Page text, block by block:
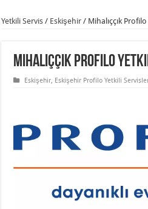
Yetkili Servis / Eskişehir / Mihalıççık
Mihalıççık Profilo
Eskişehir, Eskişehir Profilo Yetkili